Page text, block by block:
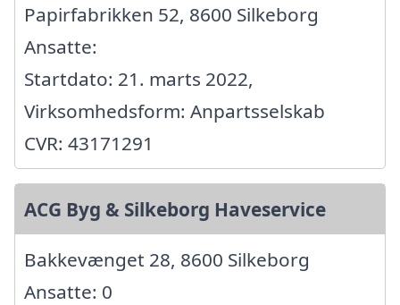
Papirfabrikken 52, 8600 Silkeborg
Ansatte:
Startdato: 21. marts 2022,
Virksomhedsform: Anpartsselskab
CVR: 43171291
ACG Byg & Silkeborg Haveservice
Bakkevænget 28, 8600 Silkeborg
Ansatte: 0